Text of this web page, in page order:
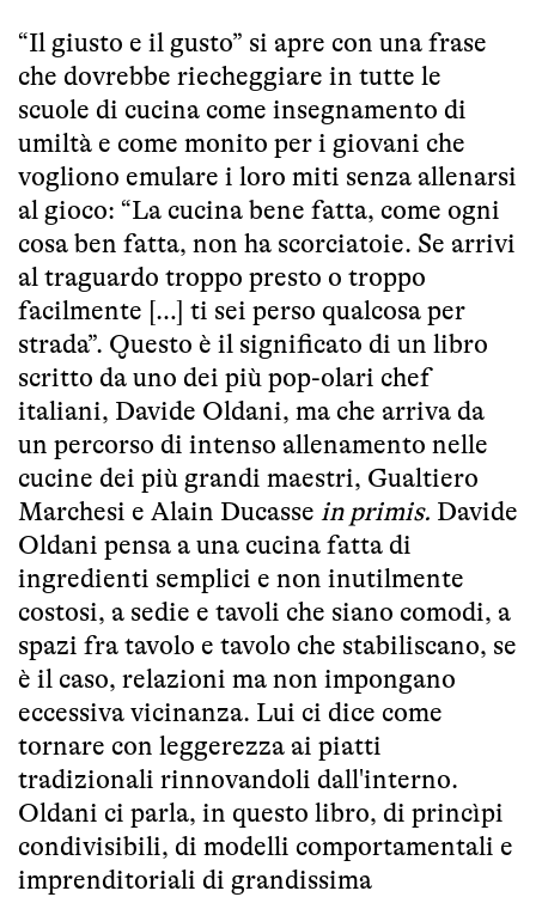
“Il giusto e il gusto” si apre con una frase
che dovrebbe riecheggiare in tutte le
scuole di cucina come insegnamento di
umiltà e come monito per i giovani che
vogliono emulare i loro miti senza allenarsi
al gioco: “La cucina bene fatta, come ogni
cosa ben fatta, non ha scorciatoie. Se arrivi
al traguardo troppo presto o troppo
facilmente […] ti sei perso qualcosa per
strada”. Questo è il significato di un libro
scritto da uno dei più pop-olari chef
italiani, Davide Oldani, ma che arriva da
un percorso di intenso allenamento nelle
cucine dei più grandi maestri, Gualtiero
Marchesi e Alain Ducasse in primis. Davide
Oldani pensa a una cucina fatta di
ingredienti semplici e non inutilmente
costosi, a sedie e tavoli che siano comodi, a
spazi fra tavolo e tavolo che stabiliscano, se
è il caso, relazioni ma non impongano
eccessiva vicinanza. Lui ci dice come
tornare con leggerezza ai piatti
tradizionali rinnovandoli dall'interno.
Oldani ci parla, in questo libro, di princìpi
condivisibili, di modelli comportamentali e
imprenditoriali di grandissima